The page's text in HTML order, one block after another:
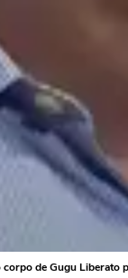
de Gugu Liberato